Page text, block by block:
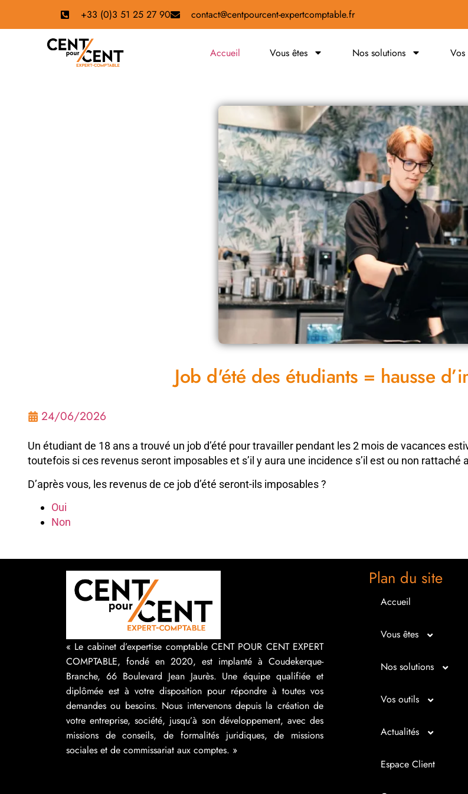
+33 (0)3 51 25 27 90 contact@centpourcent-expertcomptable.fr
Accueil Vous êtes Nos solutions
Job d'été des étudiants = hausse
24/06/2026
Un étudiant de 18 ans a trouvé un job d’été pour travailler pendant les 2 mois de vacances
toutefois si ces revenus seront imposables et s’il y aura une incidence s’il est ou non rattaché
D’après vous, les revenus de ce job d’été seront-ils imposables ?
Oui
Non
« Le cabinet d’expertise comptable CENT POUR CENT EXPERT
COMPTABLE, fondé en 2020, est implanté à Coudekerque-
Branche, 66 Boulevard Jean Jaurès. Une équipe qualifiée et
diplômée est à votre disposition pour répondre à toutes vos
demandes ou besoins. Nous intervenons depuis la création de
votre entreprise, société, jusqu’à son développement, avec des
missions de conseils, de formalités juridiques, de missions
sociales et de commissariat aux comptes. »
Plan du site
Accueil
Vous êtes
Micro entrepreneur
Créateur
Repreneur
Nos solutions
Entrepreunariat
Gestion
Juridique
Vos outils
Bilan imagé
Tableau de bord
Actualités
Actualités
Espace Client